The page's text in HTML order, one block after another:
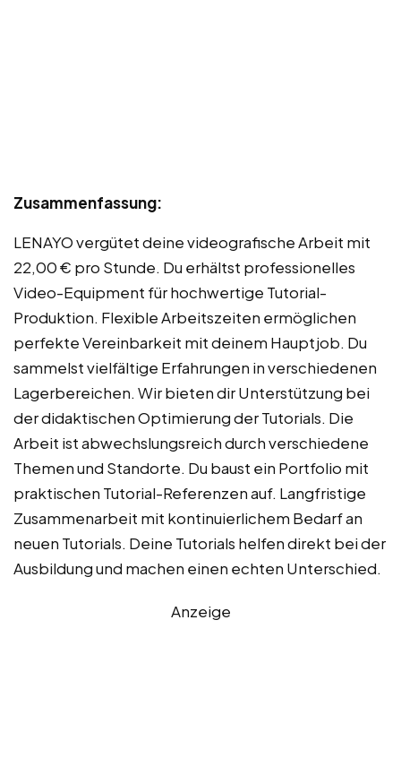
Zusammenfassung:
LENAYO vergütet deine videografische Arbeit mit
22,00 € pro Stunde. Du erhältst professionelles
Video-Equipment für hochwertige Tutorial-
Produktion. Flexible Arbeitszeiten ermöglichen
perfekte Vereinbarkeit mit deinem Hauptjob. Du
sammelst vielfältige Erfahrungen in verschiedenen
Lagerbereichen. Wir bieten dir Unterstützung bei
der didaktischen Optimierung der Tutorials. Die
Arbeit ist abwechslungsreich durch verschiedene
Themen und Standorte. Du baust ein Portfolio mit
praktischen Tutorial-Referenzen auf. Langfristige
Zusammenarbeit mit kontinuierlichem Bedarf an
neuen Tutorials. Deine Tutorials helfen direkt bei der
Ausbildung und machen einen echten Unterschied.
Anzeige